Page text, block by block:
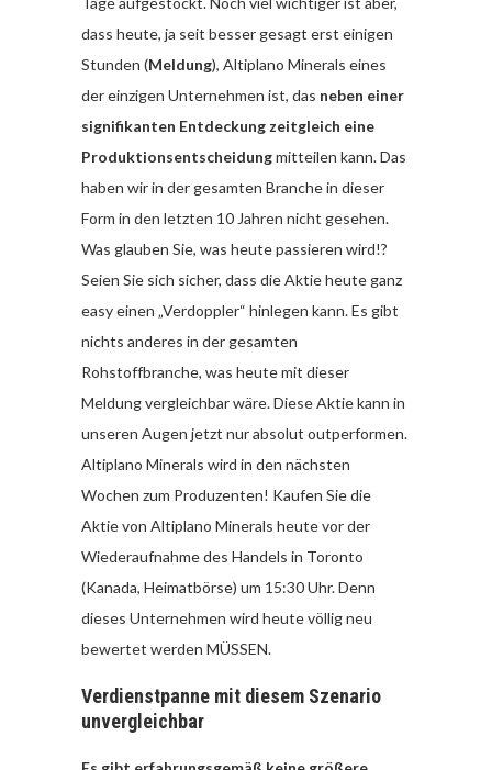
dass heute, ja seit besser gesagt erst einigen
Stunden (Meldung), Altiplano Minerals eines
der einzigen Unternehmen ist, das neben einer
signifikanten Entdeckung zeitgleich eine
Produktionsentscheidungmitteilen kann. Das
haben wir in der gesamten Branche in dieser
Form in den letzten 10 Jahren nicht gesehen.
Was glauben Sie, was heute passieren wird!?
Seien Sie sich sicher, dass die Aktie heute ganz
easy einen „Verdoppler“ hinlegen kann. Es gibt
nichts anderes in der gesamten
Rohstoffbranche, was heute mit dieser
Meldung vergleichbar wäre. Diese Aktie kann in
unseren Augen jetzt nur absolut outperformen.
Altiplano Minerals wird in den nächsten
Wochen zum Produzenten! Kaufen Sie die
Aktie von Altiplano Minerals heute vor der
Wiederaufnahme des Handels in Toronto
(Kanada, Heimatbörse) um 15:30 Uhr. Denn
dieses Unternehmen wird heute völlig neu
bewertet werden MÜSSEN.
Verdienstpanne mit diesem Szenario
unvergleichbar